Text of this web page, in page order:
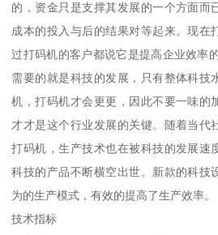
的，资金只是支撑其发展的一个方面而
成本的投入与后的结果对等起来。现在
过打码机的客户都说它是提高企业效率
需要的就是科技的发展，只有整体科技
机，打码机才会更更，因此不要一味的
才才是这个行业发展的关键。随着当代
打码机，生产技术也在被科技的发展速
科技的产品不断横空出世。新款的科技
为的生产模式，有效的提高了生产效率。
技术指标